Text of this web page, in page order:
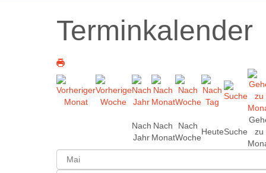
Terminkalender
Nach
Jahr
Nach
Monat
Nach
Woche
HeuteSuche
zu